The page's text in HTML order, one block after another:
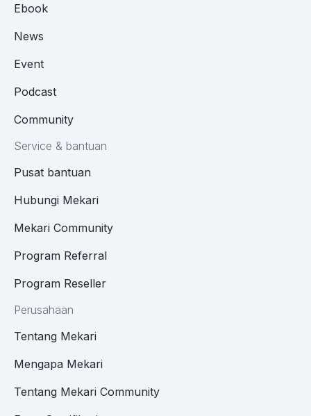
Ebook
News
Event
Podcast
Community
Service & bantuan
Pusat bantuan
Hubungi Mekari
Mekari Community
Program Referral
Program Reseller
Perusahaan
Tentang Mekari
Mengapa Mekari
Tentang Mekari Community